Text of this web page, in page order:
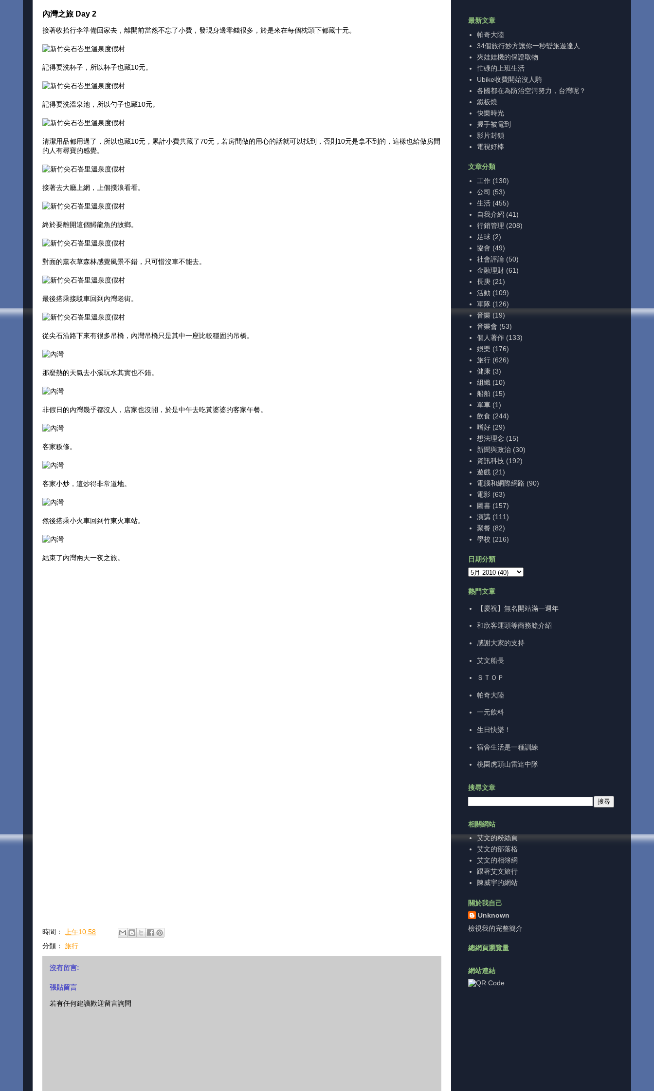
內灣之旅 Day 2
接著收拾行李準備回家去，離開前當然不忘了小費，發現身邊零錢很多，於是來在每個枕頭下都藏十元。
記得要洗杯子，所以杯子也藏10元。
記得要洗溫泉池，所以勺子也藏10元。
清潔用品都用過了，所以也藏10元，累計小費共藏了70元，若房間做的用心的話就可以找到，否則10元是拿不到的，這樣也給做房間
的人有尋寶的感覺。
接著去大廳上網，上個撲浪看看。
終於要離開這個鱘龍魚的故鄉。
對面的薰衣草森林感覺風景不錯，只可惜沒車不能去。
最後搭乘接駁車回到內灣老街。
從尖石沿路下來有很多吊橋，內灣吊橋只是其中一座比較穩固的吊橋。
那麼熱的天氣去小溪玩水其實也不錯。
非假日的內灣幾乎都沒人，店家也沒開，於是中午去吃黃婆婆的客家午餐。
客家粄條。
客家小炒，這炒得非常道地。
然後搭乘小火車回到竹東火車站。
結束了內灣兩天一夜之旅。
時間： 上午10:58
分類： 旅行
沒有留言:
張貼留言
若有任何建議歡迎留言詢問
最新文章
帕奇大陸
34個旅行妙方讓你一秒變旅遊達人
夾娃娃機的保證取物
忙碌的上班生活
Ubike收費開始沒人騎
各國都在為防治空污努力，台灣呢？
鐵板燒
快樂時光
握手被電到
影片封鎖
電視好棒
文章分類
工作 (130)
公司 (53)
生活 (455)
自我介紹 (41)
行銷管理 (208)
足球 (2)
協會 (49)
社會評論 (50)
金融理財 (61)
長庚 (21)
活動 (109)
軍隊 (126)
音樂 (19)
音樂會 (53)
個人著作 (133)
娛樂 (176)
旅行 (626)
健康 (3)
組織 (10)
船舶 (15)
單車 (1)
飲食 (244)
嗜好 (29)
想法理念 (15)
新聞與政治 (30)
資訊科技 (192)
遊戲 (21)
電腦和網際網路 (90)
電影 (63)
圖書 (157)
演講 (111)
聚餐 (82)
學校 (216)
日期分類
熱門文章
【慶祝】無名開站滿一週年
和欣客運頭等商務艙介紹
感謝大家的支持
艾文船長
ＳＴＯＰ
帕奇大陸
一元飲料
生日快樂！
宿舍生活是一種訓練
桃園虎頭山雷達中隊
搜尋文章
相關網站
艾文的粉絲頁
艾文的部落格
艾文的相簿網
跟著艾文旅行
陳威宇的網站
關於我自己
Unknown
檢視我的完整簡介
總網頁瀏覽量
網站連結